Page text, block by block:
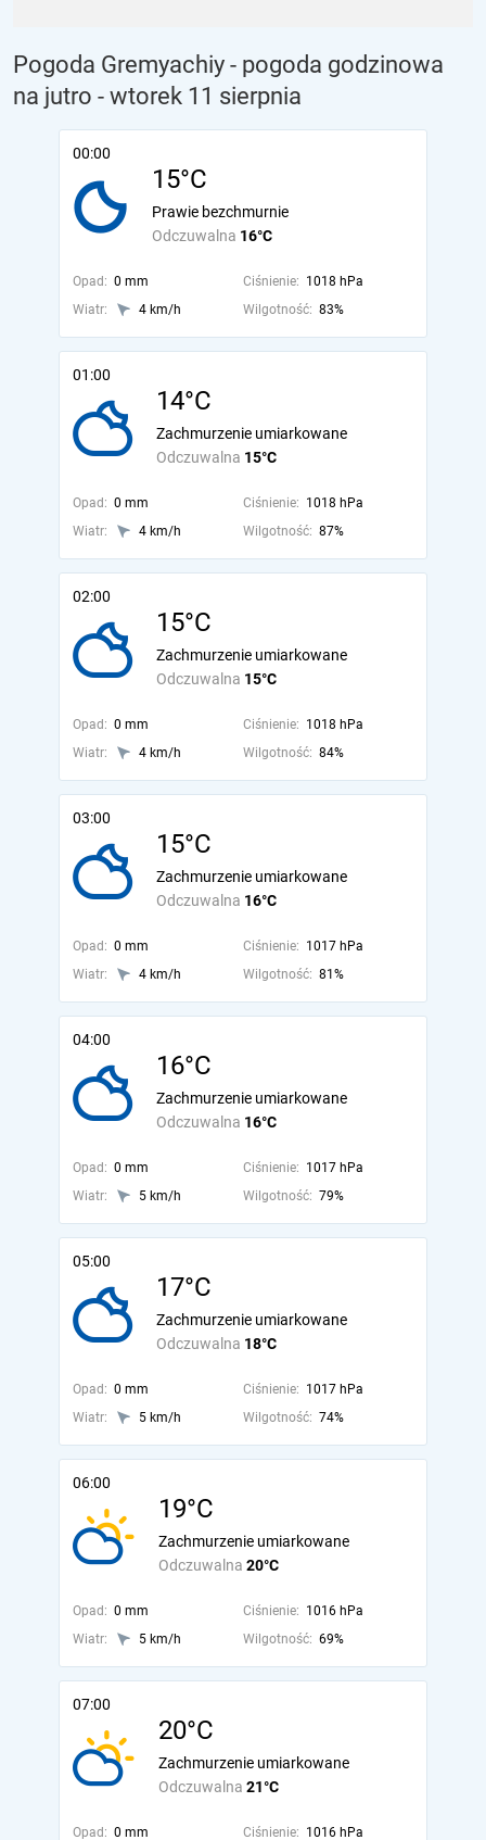
Pogoda Gremyachiy - pogoda godzinowa
na jutro - wtorek 11 sierpnia
00:00
15°C
Odczuwalna 16°C
Prawie bezchmurnie
Opad: 0 mm Ciśnienie: 1018 hPa
Wiatr:
4 km/h Wilgotność: 83%
01:00
14°C
Odczuwalna 15°C
Zachmurzenie umiarkowane
Opad: 0 mm Ciśnienie: 1018 hPa
Wiatr:
4 km/h Wilgotność: 87%
02:00
15°C
Odczuwalna 15°C
Zachmurzenie umiarkowane
Opad: 0 mm Ciśnienie: 1018 hPa
Wiatr:
4 km/h Wilgotność: 84%
03:00
15°C
Odczuwalna 16°C
Zachmurzenie umiarkowane
Opad: 0 mm Ciśnienie: 1017 hPa
Wiatr:
4 km/h Wilgotność: 81%
04:00
16°C
Odczuwalna 16°C
Zachmurzenie umiarkowane
Opad: 0 mm Ciśnienie: 1017 hPa
Wiatr:
5 km/h Wilgotność: 79%
05:00
17°C
Odczuwalna 18°C
Zachmurzenie umiarkowane
Opad: 0 mm Ciśnienie: 1017 hPa
Wiatr:
5 km/h Wilgotność: 74%
06:00
19°C
Odczuwalna 20°C
Zachmurzenie umiarkowane
Opad: 0 mm Ciśnienie: 1016 hPa
Wiatr:
5 km/h Wilgotność: 69%
07:00
20°C
Odczuwalna 21°C
Zachmurzenie umiarkowane
Opad: 0 mm Ciśnienie: 1016 hPa